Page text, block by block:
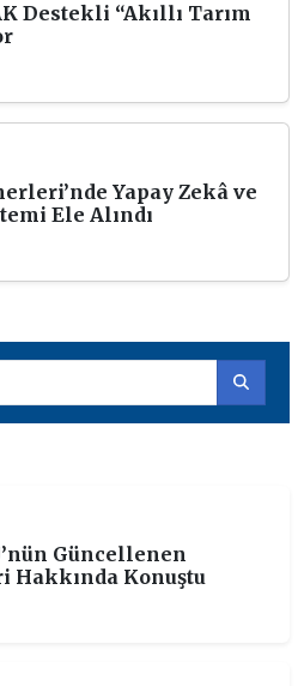
Destekli “Akıllı Tarım
Yapay Zekâ ve
Ele Alındı
Güncellenen
Konuştu